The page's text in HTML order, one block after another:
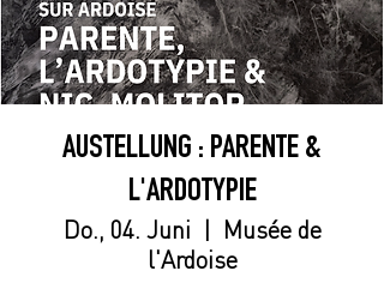
AUSTELLUNG : PARENTE &
L'ARDOTYPIE
Do., 04. Juni
  |
Musée de
l'Ardoise